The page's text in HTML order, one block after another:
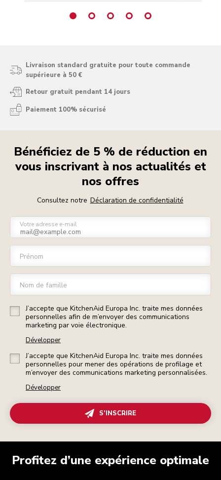
Livraison standard gratuite pour toute commande
supérieure à 50 €
Retour gratuit pendant 14 jours
Paiement 100% sécurisé
Bénéficiez de 5 % de réduction en
vous inscrivant à nos actualités et
nos offres
Consultez notre Déclaration de confidentialité
Votre adresse e-mail
Prénom
Nom de famille
J’accepte que KitchenAid Europa Inc. traite mes données
personnelles afin de m’envoyer des communications
marketing par voie électronique.
Développer
J’accepte que KitchenAid Europa Inc. traite mes données
personnelles pour mener des opérations de profilage et
m’envoyer des communications marketing personnalisées.
Développer
S’INSCRIRE
Profitez d’une expérience optimale